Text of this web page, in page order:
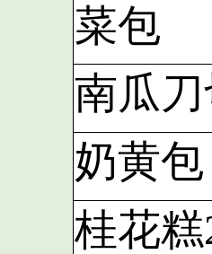
菜包
南瓜刀
奶黄包
桂花